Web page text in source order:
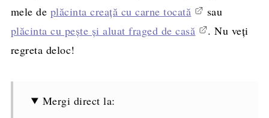
mele de plăcinta creață cu carne tocată
sau
plăcinta cu pește și aluat fraged de casă
. Nu veți
regreta deloc!
Mergi direct la: